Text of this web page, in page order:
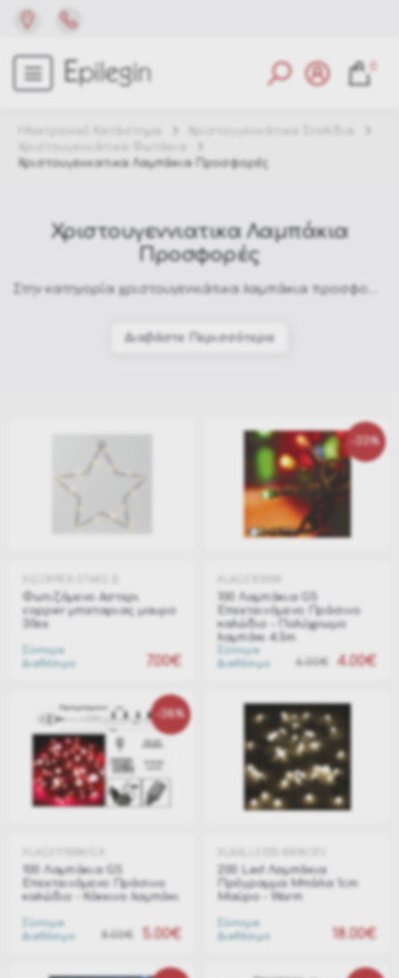
Χριστουγεννιατικα Λαμπάκια Προσφορές
Χριστουγεννιατικα Λαμπάκια
Προσφορές
Διαβάστε Περισσότερα
Φωτιζόμενο Aστερι
copper μπαταριας μαυρο
30εκ
7.00€
Σύντομα
Διαθέσιμο
-33%
100 Λαμπάκια GS
Επεκτεινόμενο Πράσινο
καλώδιο - Πολύχρωμο
λαμπάκι 4.5m
6.00€
4.00€
Σύντομα
Διαθέσιμο
-38%
100 Λαμπάκια GS
Επεκτεινόμενο Πράσινο
καλώδιο - Κόκκινο λαμπάκι
8.00€ 5.00€
Σύντομα
Διαθέσιμο
200 Led Λαμπάκια
Πρόγραμμα Μπάλα 1cm
Μαύρο - Warm
18.00€
Σύντομα
Διαθέσιμο